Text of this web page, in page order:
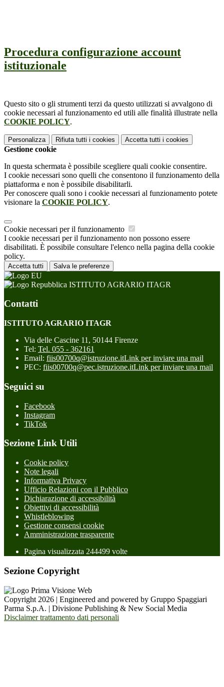
Procedura configurazione account
istituzionale
Questo sito o gli strumenti terzi da questo utilizzati si avvalgono di
cookie necessari al funzionamento ed utili alle finalità illustrate nella
COOKIE POLICY.
Personalizza Rifiuta tutti i cookies Accetta tutti i cookies
Gestione cookie
In questa schermata è possibile scegliere quali cookie consentire.
I cookie necessari sono quelli che consentono il funzionamento della
piattaforma e non è possibile disabilitarli.
Per conoscere quali sono i cookie necessari al funzionamento potete
visionare la COOKIE POLICY.
Cookie necessari per il funzionamento
I cookie necessari per il funzionamento non possono essere
disabilitati. È possibile consultare l'elenco nella pagina della cookie
policy.
Accetta tutti Salva le preferenze
ISTITUTO AGRARIO ITAGR
Contatti
ISTITUTO AGRARIO ITAGR
Via delle Cascine 11, 50144 Firenze
Tel: Tel. 055 - 362161
Email: fiis00700q@istruzione.itLink per inviare una mail
PEC: fiis00700q@pec.istruzione.itLink per inviare una mail
Seguici su
Facebook
Instagram
TikTok
Sezione Link Utili
Cookie policy
Note legali
Informativa Privacy
Ufficio Relazioni con il Pubblico
Dichiarazione di accessibilità
Obiettivi di accessibilità
Whistleblowing
Gestione consensi cookie
Amministrazione trasparente
Pagina visualizzata 244499 volte
Sezione Copyright
Copyright 2026 | Engineered and powered by Gruppo Spaggiari
Parma S.p.A. | Divisione Publishing & New Social Media
Disclaimer trattamento dati personali